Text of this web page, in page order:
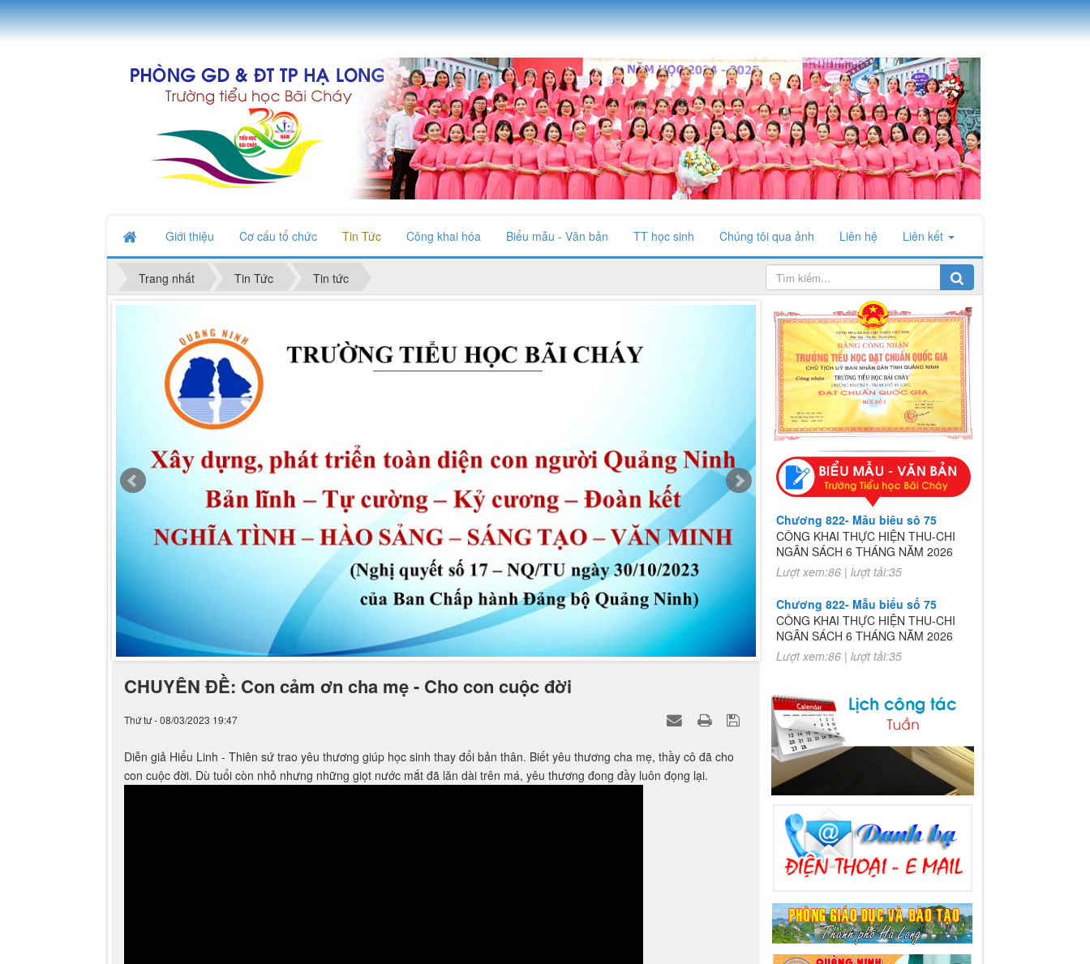
Giới thiệu Cơ cấu tổ chức Tin Tức Công khai hóa Biểu mẫu - Văn bản TT học sinh Chúng tôi qua ảnh Liên hệ Liên kết
Trang nhất Tin Tức Tin tức
CHUYÊN ĐỀ: Con cảm ơn cha mẹ - Cho con cuộc đời
Thứ tư - 08/03/2023 19:47
Diễn giả Hiểu Linh - Thiên sứ trao yêu thương giúp học sinh thay đổi bản thân. Biết yêu thương cha mẹ, thầy cô đã cho
Chương 822- Mẫu biểu số 75
CÔNG KHAI THỰC HIỆN THU-CHI
NGÂN SÁCH 6 THÁNG NĂM 2026
Lượt xem:86 | lượt tải:35
Chương 822- Mẫu biểu số 75
NGÂN SÁCH 6 THÁNG NĂM 2026
Lượt xem:86 | lượt tải:35